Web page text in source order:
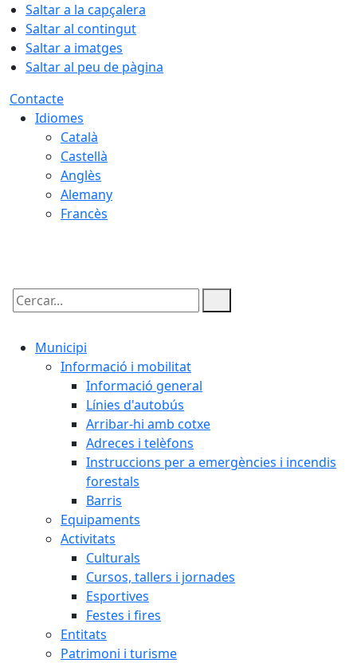
Saltar a la capçalera
Saltar al contingut
Saltar a imatges
Saltar al peu de pàgina
Contacte
Idiomes
Català
Castellà
Anglès
Alemany
Francès
Cercar:
Municipi
Informació i mobilitat
Informació general
Línies d'autobús
Arribar-hi amb cotxe
Adreces i telèfons
Instruccions per a emergències i incendis
forestals
Barris
Equipaments
Activitats
Culturals
Cursos, tallers i jornades
Esportives
Festes i fires
Entitats
Patrimoni i turisme